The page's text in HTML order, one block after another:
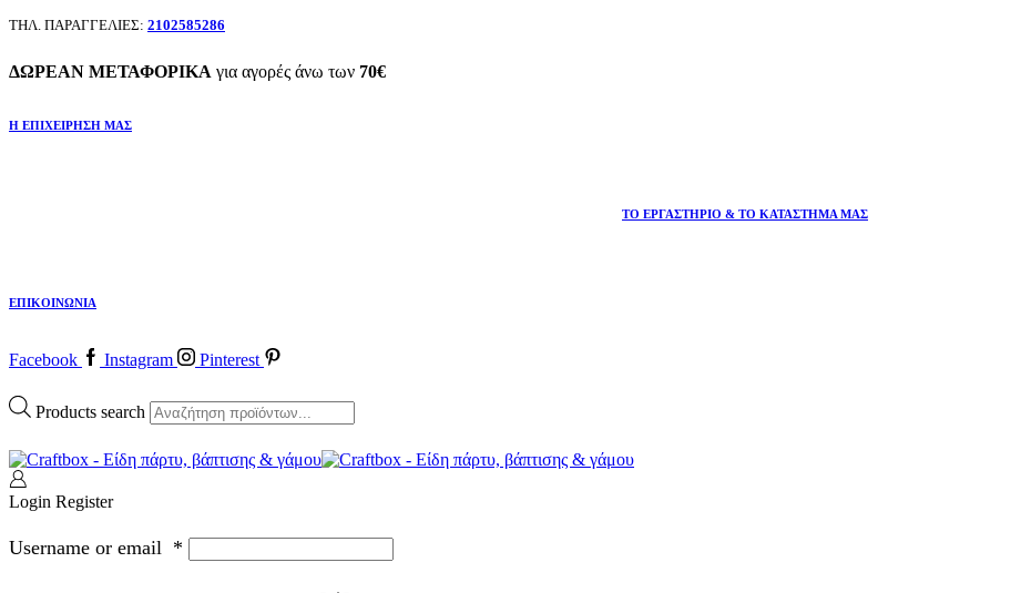
ΤΗΛ. ΠΑΡΑΓΓΕΛΙΕΣ: 2102585286
ΔΩΡΕΑΝ ΜΕΤΑΦΟΡΙΚΑ για αγορές άνω των 70€
Η ΕΠΙΧΕΙΡΗΣΗ ΜΑΣ
ΤΟ ΕΡΓΑΣΤΗΡΙΟ & ΤΟ ΚΑΤΑΣΤΗΜΑ ΜΑΣ
ΕΠΙΚΟΙΝΩΝΙΑ
Facebook Instagram Pinterest
Products search
Login Register
Username or email *